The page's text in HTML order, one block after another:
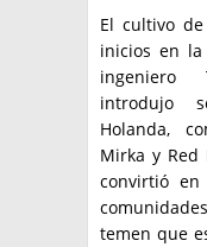
El cultivo
inicios en
ingeniero
introdujo
Holanda,
Mirka y Red
convirtió
temen que